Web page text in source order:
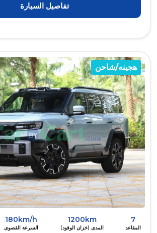
تفاصيل السيارة
هجينه/شاحن
7
المقاعد
1200km
المدى (خزان الوقود)
180km/h
السرعة القصوى